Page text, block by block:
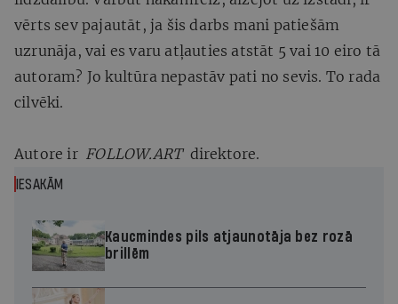
vērts sev pajautāt, ja šis darbs mani patiešām
uzrunāja, vai es varu atļauties atstāt 5 vai 10 eiro tā
autoram? Jo kultūra nepastāv pati no sevis. To rada
cilvēki.
Autore ir FOLLOW.ARTdirektore.
IESAKĀM
Kaucmindes pils atjaunotāja bez rozā
brillēm